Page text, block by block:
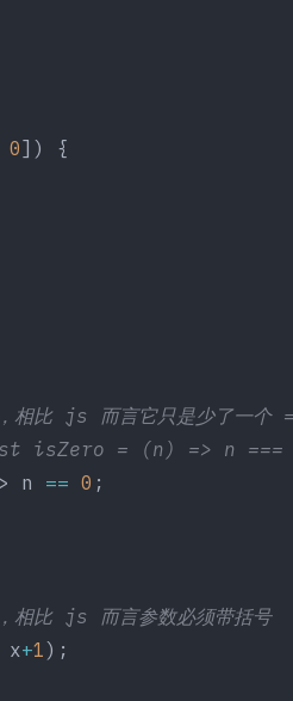
0]) {
js 而言它只是少了一个
isZero = (n) => n ===
n == 0 ;
js 而言参数必须带括号
x+1);